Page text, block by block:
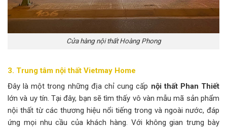
Cửa hàng nội thất Hoàng Phong
3. Trung tâm nội thất Vietmay Home
Đây là một trong những địa chỉ cung cấp nội thất Phan Thiết
lớn và uy tín. Tại đây, bạn sẽ tìm thấy vô vàn mẫu mã sản phẩm
nội thất từ các thương hiệu nổi tiếng trong và ngoài nước, đáp
ứng mọi nhu cầu của khách hàng. Với không gian trưng bày